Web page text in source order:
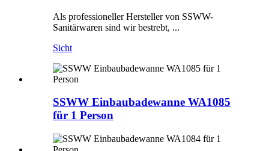
Als professioneller Hersteller von SSWW-
Sanitärwaren sind wir bestrebt, ...
Sicht
SSWW Einbaubadewanne WA1085
für 1 Person